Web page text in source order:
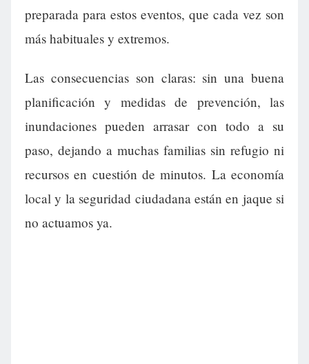
preparada para estos eventos, que cada vez son
más habituales y extremos.
Las consecuencias son claras: sin una buena
planificación y medidas de prevención, las
inundaciones pueden arrasar con todo a su
paso, dejando a muchas familias sin refugio ni
recursos en cuestión de minutos. La economía
local y la seguridad ciudadana están en jaque si
no actuamos ya.